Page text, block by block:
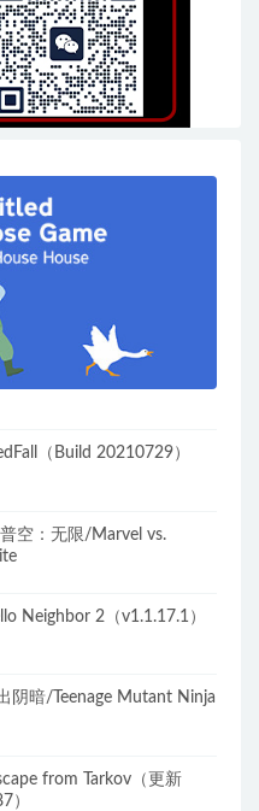
（Build 20210729）
空：无限/Marvel vs.
Neighbor 2（v1.1.17.1）
阴暗/Teenage Mutant Ninja
from Tarkov（更新
）